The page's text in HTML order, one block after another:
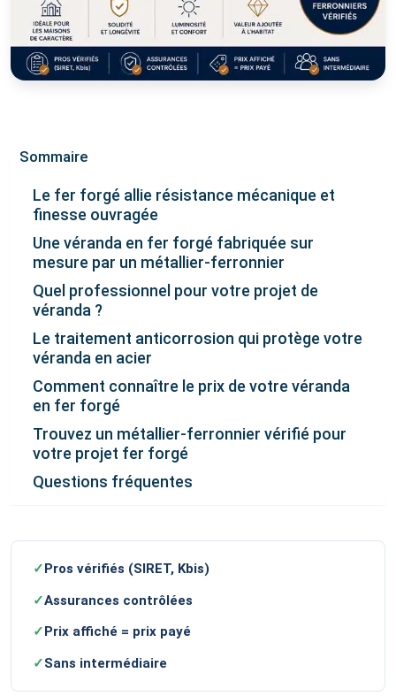
Sommaire
Le fer forgé allie résistance mécanique et
finesse ouvragée
Une véranda en fer forgé fabriquée sur
mesure par un métallier-ferronnier
Quel professionnel pour votre projet de
véranda ?
Le traitement anticorrosion qui protège votre
véranda en acier
Comment connaître le prix de votre véranda
en fer forgé
Trouvez un métallier-ferronnier vérifié pour
votre projet fer forgé
Questions fréquentes
✓Pros vérifiés (SIRET, Kbis)
✓Assurances contrôlées
✓Prix affiché = prix payé
✓Sans intermédiaire